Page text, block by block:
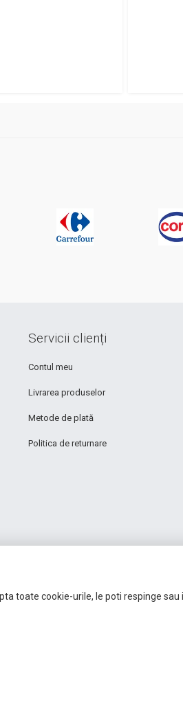
Servicii clienți
Contul meu
Livrarea produselor
Metode de plată
Politica de returnare
toate cookie-urile, le poti respinge